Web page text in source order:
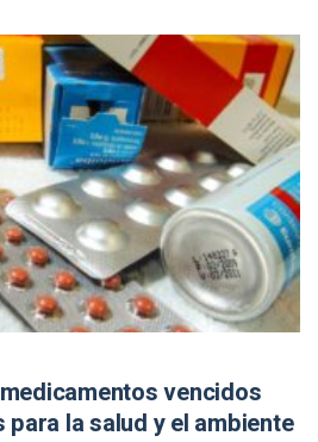
vencidos
la salud y el ambiente